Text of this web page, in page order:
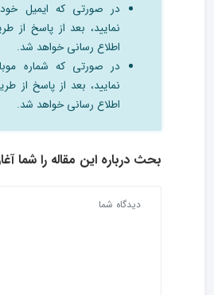
در صورتی که ایمیل
نمایید، بعد از پاسخ از
اطلاع رسانی خواهد شد.
در صورتی که شماره
نمایید، بعد از پاسخ از
اطلاع رسانی خواهد شد.
بحث درباره این مقاله را شما